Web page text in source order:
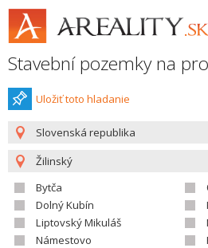
Stavební pozemky na
Uložiť toto hladanie
Slovenská republika
Žilinský
Bytča
Dolný Kubín
Liptovský Mikuláš
Námestovo